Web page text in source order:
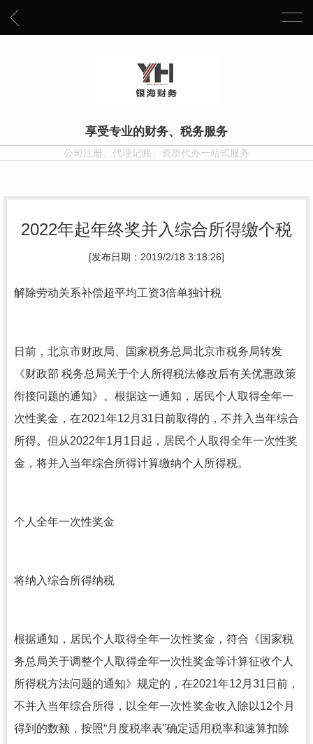
享受专业的财务、税务服务
公司注册、代理记账、资质代办一站式服务
2022年起年终奖并入综合所得缴个税
[发布日期：2019/2/18 3:18:26]
解除劳动关系补偿超平均工资3倍单独计税
日前，北京市财政局、国家税务总局北京市税务局转发
《财政部 税务总局关于个人所得税法修改后有关优惠政策
衔接问题的通知》。根据这一通知，居民个人取得全年一
次性奖金，在2021年12月31日前取得的，不并入当年综合
所得。但从2022年1月1日起，居民个人取得全年一次性奖
金，将并入当年综合所得计算缴纳个人所得税。
个人全年一次性奖金
将纳入综合所得纳税
根据通知，居民个人取得全年一次性奖金，符合《国家税
务总局关于调整个人取得全年一次性奖金等计算征收个人
所得税方法问题的通知》规定的，在2021年12月31日前，
不并入当年综合所得，以全年一次性奖金收入除以12个月
得到的数额，按照“月度税率表”确定适用税率和速算扣除